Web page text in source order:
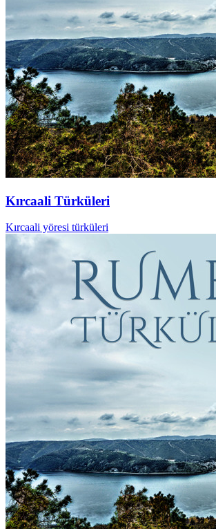
Kırcaali Türküleri
Kırcaali yöresi türküleri